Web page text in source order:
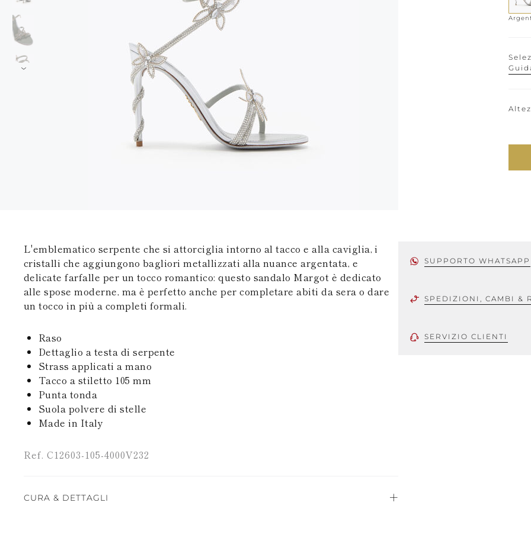
L'emblematico serpente che si attorciglia intorno al tacco e alla caviglia, i
cristalli che aggiungono bagliori metallizzati alla nuance argentata, e
delicate farfalle per un tocco romantico: questo sandalo Margot è dedicato
alle spose moderne, ma è perfetto anche per completare abiti da sera o dare
un tocco in più a completi formali.
Raso
Dettaglio a testa di serpente
Strass applicati a mano
Tacco a stiletto 105 mm
Punta tonda
Suola polvere di stelle
Made in Italy
Ref. C12603-105-4000V232
CURA & DETTAGLI
SUPPORTO WHATSAPP
SPEDIZIONI, CAMBI &
SERVIZIO CLIENTI